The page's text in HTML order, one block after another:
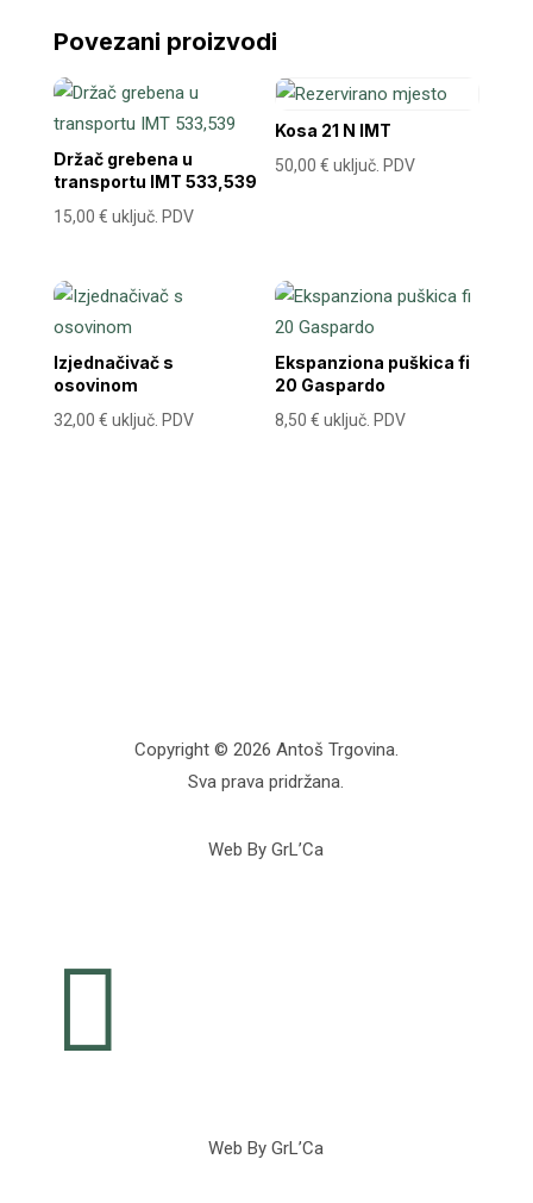
Povezani proizvodi
Držač grebena u
transportu IMT 533,539
15,00 € uključ. PDV
Kosa 21 N IMT
50,00€ uključ. PDV
Izjednačivač s
osovinom
32,00 € uključ. PDV
Ekspanziona puškica fi
20 Gaspardo
8,50€ uključ. PDV
Copyright © 2026 Antoš Trgovina.
Sva prava pridržana.
Web By GrL’Ca

Web By GrL’Ca